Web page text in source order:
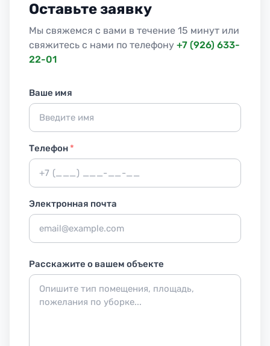
Оставьте заявку
Мы свяжемся с вами в течение 15 минут или
свяжитесь с нами по телефону +7 (926) 633-
22-01
Ваше имя
Телефон*
Электронная почта
Расскажите о вашем объекте